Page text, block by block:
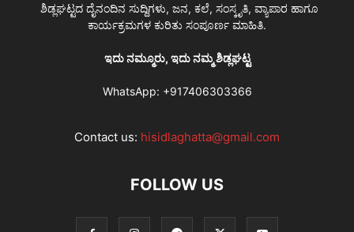
ಶಿಡ್ಲಘಟ್ಟದ ದೈನಂದಿನ ಸುದ್ದಿಗಳು, ಜನ, ಕಲೆ, ಸಂಸ್ಕೃತಿ, ವ್ಯಾಪಾರ ಹಾಗೂ
ಕಾರ್ಯಕ್ರಮಗಳ ಕುರಿತು ಸಂಪೂರ್ಣ ಮಾಹಿತಿ.
ಇದು ನಮ್ಮೂರು, ಇದು ನಮ್ಮ ಶಿಡ್ಲಘಟ್ಟ
WhatsApp: +917406303366
Contact us: hisidlaghatta@gmail.com
FOLLOW US